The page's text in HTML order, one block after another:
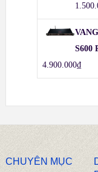
S600
4.900.000₫
CHUYÊN MỤC